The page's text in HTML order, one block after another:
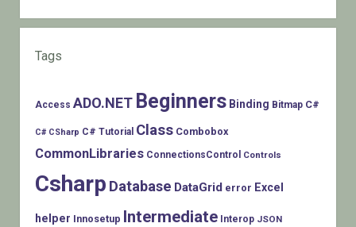
Tags
Access ADO.NET Beginners Binding Bitmap C#
C# CSharp C# Tutorial Class Combobox
CommonLibraries ConnectionsControl Controls
Csharp Database DataGrid error Excel
helper Innosetup Intermediate Interop JSON